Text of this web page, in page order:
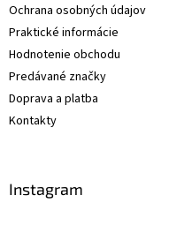
Ochrana osobných údajov
Praktické informácie
Hodnotenie obchodu
Predávané značky
Doprava a platba
Kontakty
Instagram